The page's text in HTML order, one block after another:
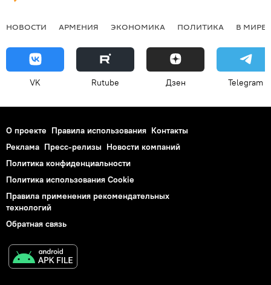
НОВОСТИ АРМЕНИЯ ЭКОНОМИКА ПОЛИТИКА В МИРЕ
VK Rutube Дзен Telegram
О проекте Правила использования Контакты
Реклама Пресс-релизы Новости компаний
Политика конфиденциальности
Политика использования Cookie
Правила применения рекомендательных
технологий
Обратная связь